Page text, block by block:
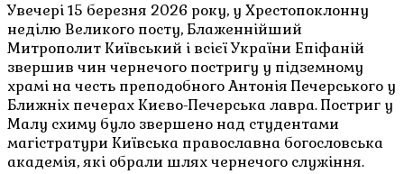
Увечері 15 березня 2026 року, у Хрестопоклонну
неділю Великого посту, Блаженнійший
Митрополит Київський і всієї України Епіфаній
звершив чин чернечого постригу у підземному
храмі на честь преподобного Антонія Печерського у
Ближніх печерах Києво-Печерська лавра. Постриг у
Малу схиму було звершено над студентами
магістратури Київська православна богословська
академія, які обрали шлях чернечого служіння.